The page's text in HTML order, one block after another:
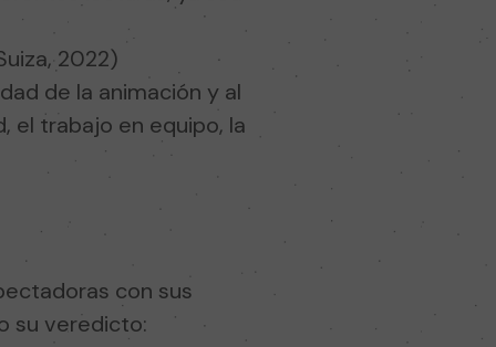
2022)
de la animación y al
el trabajo en equipo, la
con sus
su veredicto: